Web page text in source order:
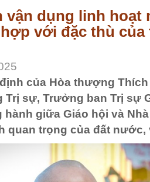
vận dụng linh hoạt
với đặc thù
của Hòa thượng
Trị sự, Trưởng ban Trị sự
hành giữa Giáo hội và
quan trọng của đất nước,